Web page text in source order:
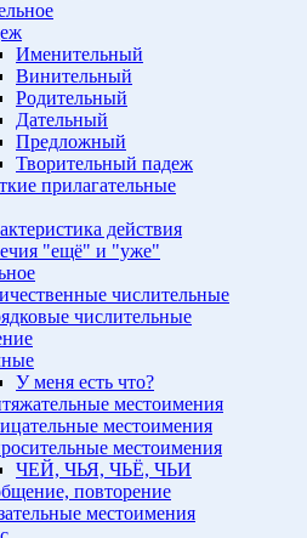
Именительный
Винительный
Родительный
Дательный
Предложный
Творительный падеж
прилагательные
действия
"ещё" и "уже"
числительные
числительные
У меня есть что?
местоимения
местоимения
местоимения
ЧЕЙ, ЧЬЯ, ЧЬЁ, ЧЬИ
повторение
местоимения